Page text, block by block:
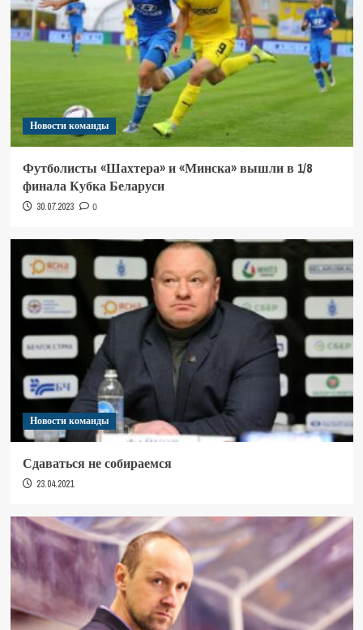
Новости команды
Футболисты «Шахтера» и «Минска» вышли в 1/8
финала Кубка Беларуси
30.07.2023 0
Новости команды
Сдаваться не собираемся
23.04.2021